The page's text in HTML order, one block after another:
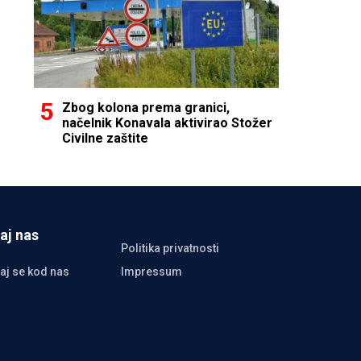
Zbog kolona prema granici,
načelnik Konavala aktivirao Stožer
Civilne zaštite
nas
Politika privatnosti
se kod nas
Impressum